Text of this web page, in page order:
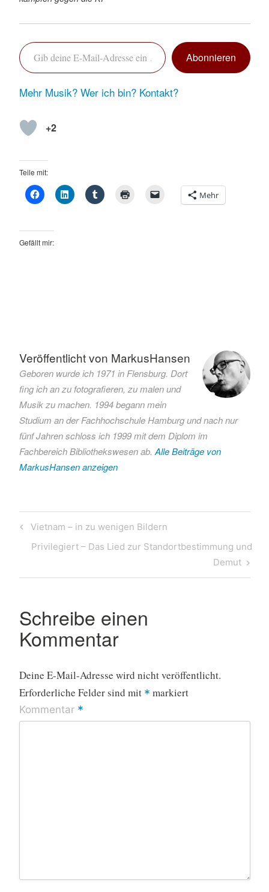
Gib deine E-Mail-Adresse ein …
Abonnieren
Mehr Musik? Wer ich bin? Kontakt?
+2
Teile mit:
Mehr
Gefällt mir:
armutundmusik
KI
Musik
Musikerleben
Spotify
Veröffentlicht von MarkusHansen
Geboren wurde ich 1971 in Flensburg. Dort
fing ich an zu fotografieren, zu malen und
Musik zu machen. 1994 begann mein
Studium an der Fachhochschule Hamburg und nach nur
fünf Jahren schloss ich 1999 mit dem Diplom im
Fachbereich Bibliothekswesen ab. Alle Beiträge von
MarkusHansen anzeigen
Beitragsnavigation
Previous
Post
Vietnam – in zu wenigen Bildern
Next
Privilegiert – Das Lied zur Standortbestimmung und
Demut
Schreibe einen
Kommentar
Deine E-Mail-Adresse wird nicht veröffentlicht.
Erforderliche Felder sind mit * markiert
Kommentar *